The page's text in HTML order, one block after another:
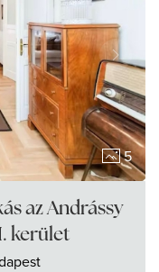
5
az Andrássy
kerület